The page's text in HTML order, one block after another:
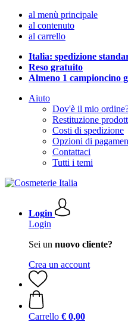
al menù principale
al contenuto
al carrello
Italia: spedizione
Reso gratuito
Almeno 1 campioncino
Aiuto
Dov'è il mio
Restituzione
Costi di spedizione
Opzioni di
Contattaci
Tutti i temi
Login
Login
Sei un nuovo cliente?
Crea un account
Carrello € 0,00